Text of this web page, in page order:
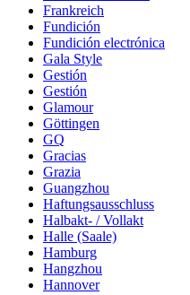
Frankreich
Fundición
Fundición electrónica
Gala Style
Gestión
Gestión
Glamour
Göttingen
GQ
Gracias
Grazia
Guangzhou
Haftungsausschluss
Halbakt- / Vollakt
Halle (Saale)
Hamburg
Hangzhou
Hannover